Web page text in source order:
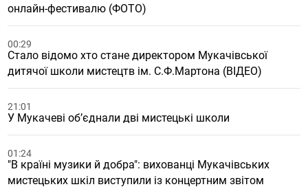
онлайн-фестивалю (ФОТО)
00:29
Стало відомо хто стане директором Мукачівської
дитячої школи мистецтв ім. С.Ф.Мартона (ВІДЕО)
21:01
У Мукачеві об’єднали дві мистецькі школи
01:24
"В країні музики й добра": вихованці Мукачівських
мистецьких шкіл виступили із концертним звітом